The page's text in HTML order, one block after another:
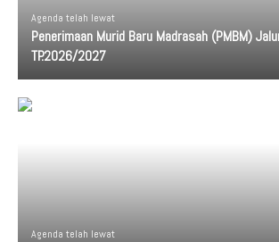
Agenda telah lewat
Penerimaan Murid Baru Madrasah (PMBM)
TP.2026/2027
Agenda telah lewat